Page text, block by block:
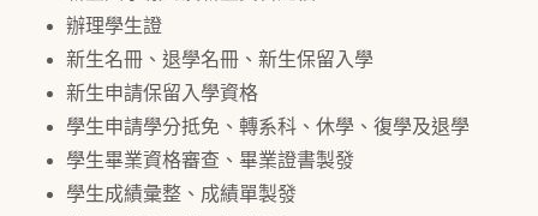
辦理學生證
新生名冊、退學名冊、新生保留入學
新生申請保留入學資格
學生申請學分抵免、轉系科、休學、復學及退學
學生畢業資格審查、畢業證書製發
學生成績彙整、成績單製發